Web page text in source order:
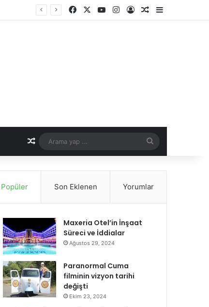
Facebook YouTubeInstagramKayıt OlRastgele Makale
Rastgele Makale
yap
Popüler Son Eklenen Yorumlar
Maxeria Otel’in İnşaat
Süreci ve İddialar
Ağustos 29, 2024
Paranormal Cuma
filminin vizyon tarihi
değişti
Ekim 23, 2024